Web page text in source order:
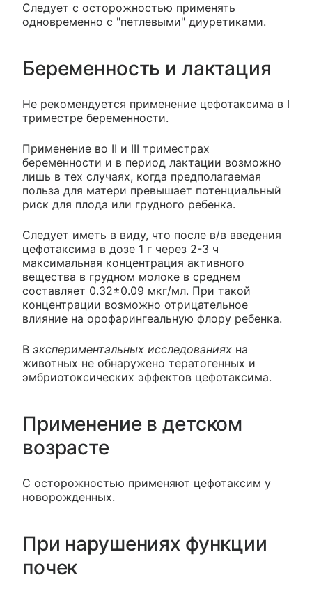
Следует с осторожностью применять
одновременно с "петлевыми" диуретиками.
Беременность и лактация
Не рекомендуется применение цефотаксима в I
триместре беременности.
Применение во II и III триместрах
беременности и в период лактации возможно
лишь в тех случаях, когда предполагаемая
польза для матери превышает потенциальный
риск для плода или грудного ребенка.
Следует иметь в виду, что после в/в введения
цефотаксима в дозе 1 г через 2-3 ч
максимальная концентрация активного
вещества в грудном молоке в среднем
составляет 0.32±0.09 мкг/мл. При такой
концентрации возможно отрицательное
влияние на орофарингеальную флору ребенка.
В экспериментальных исследованиях на
животных не обнаружено тератогенных и
эмбриотоксических эффектов цефотаксима.
Применение в детском
возрасте
С осторожностью применяют цефотаксим у
новорожденных.
При нарушениях функции
почек